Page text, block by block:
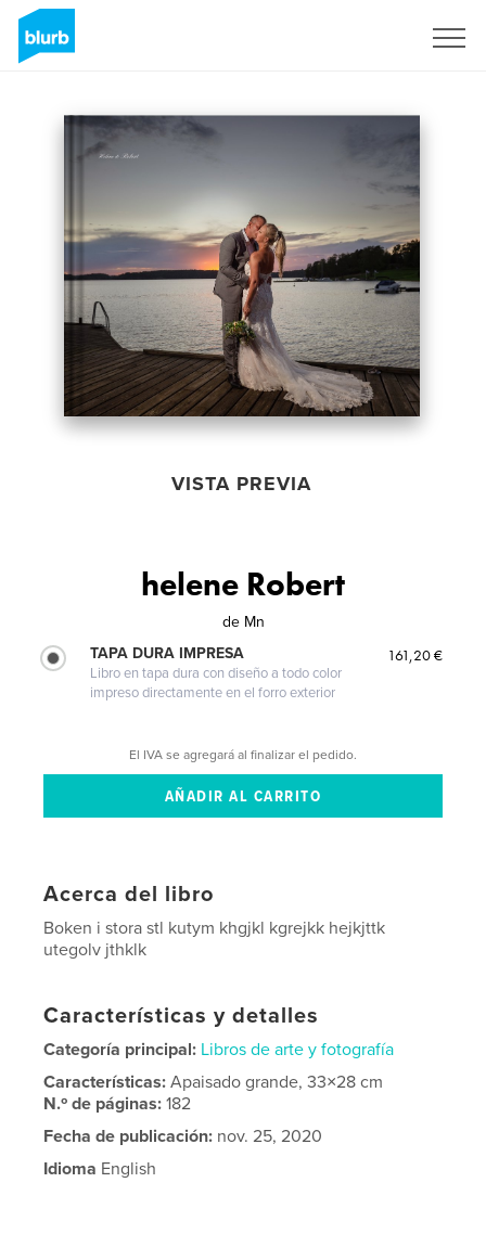
VISTA PREVIA
helene Robert
de Mn
TAPA DURA IMPRESA
Libro en tapa dura con diseño a todo color
impreso directamente en el forro exterior
161,20 €
El IVA se agregará al finalizar el pedido.
Acerca del libro
Boken i stora stl kutym khgjkl kgrejkk hejkjttk
utegolv jthklk
Características y detalles
Categoría principal: Libros de arte y fotografía
Características:Apaisado grande, 33×28 cm
N.º de páginas:182
Fecha de publicación: nov. 25, 2020
Idioma English